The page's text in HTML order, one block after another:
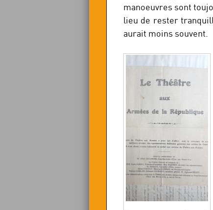
manoeuvres sont
lieu de rester
aurait moins souvent.